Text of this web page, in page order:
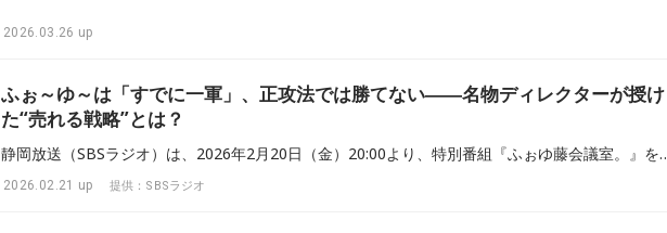
2026.03.26 up
ふぉ～ゆ～は「すでに一軍」、正攻法では勝てない――名物ディレクターが授け
た“売れる戦略”とは？
静岡放送（SBSラジオ）は、2026年2月20日（
2026.02.21 up 提供：SBSラジオ